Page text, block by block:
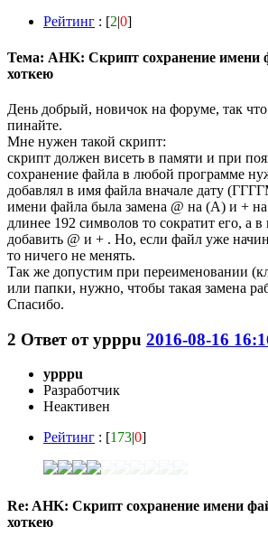
Рейтинг : [2|0]
Тема: AHK: Скрипт сохранение имени
хоткею
День добрый, новичок на форуме, так
пинайте.
Мне нужен такой скрипт:
скрипт должен висеть в памяти и при
сохранение файла в любой программе
добавлял в имя файла вначале дату
имени файла была замена @ на (A) и +
длинее 192 символов то сократит его, а
добавить @ и + . Но, если файл уже
то ничего не менять.
Так же допустим при переименовании
или папки, нужно, чтобы такая замена
Спасибо.
2 Ответ отypppu 2016-08-16
ypppu
Разработчик
Неактивен
Рейтинг : [173|0]
Re: AHK: Скрипт сохранение имени
хоткею